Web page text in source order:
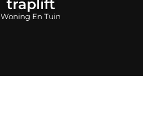
traplift
Woning En Tuin